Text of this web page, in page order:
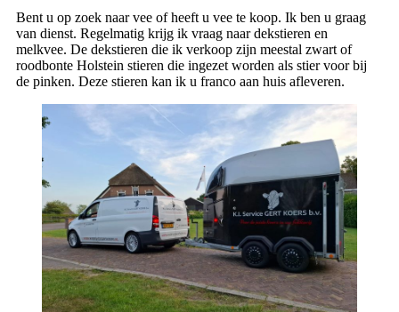
Bent u op zoek naar vee of heeft u vee te koop. Ik ben u graag
van dienst. Regelmatig krijg ik vraag naar dekstieren en
melkvee. De dekstieren die ik verkoop zijn meestal zwart of
roodbonte Holstein stieren die ingezet worden als stier voor bij
de pinken. Deze stieren kan ik u franco aan huis afleveren.